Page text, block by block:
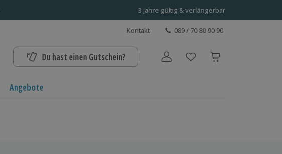
3 Jahre gültig & verlängerbar
Kontakt 089 / 70 80 90 90
Du hast einen Gutschein? Benutzerkonto
Angebote